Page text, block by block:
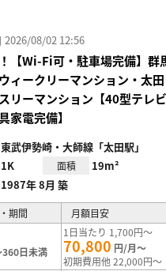
2026/08/02 12:56
【Wi-Fi可・駐車場完備】群
ィークリーマンション・太田
リーマンション【40型テレビ
家電完備】
東武伊勢崎・大師線「太田駅」
1K 面積 19m²
1987年 8月 築
期間 月額目安
日未満
1日当たり 1,700円～
70,800 円/月～
初期費用他 22,000円～